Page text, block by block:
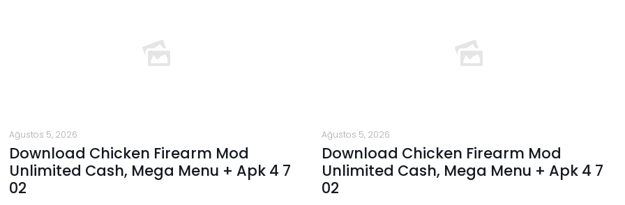
Ağustos 5, 2026
Download Chicken Firearm Mod
Unlimited Cash, Mega Menu + Apk 4 7
02
Ağustos 5, 2026
Download Chicken Firearm Mod
Unlimited Cash, Mega Menu + Apk 4 7
02